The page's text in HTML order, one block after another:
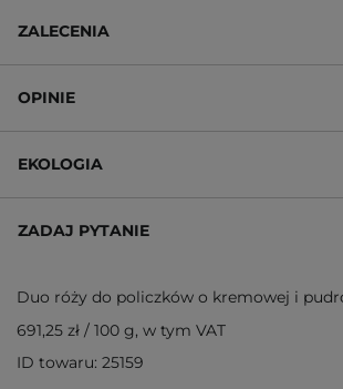
ZALECENIA
OPINIE
EKOLOGIA
ZADAJ PYTANIE
Duo róży do policzków o kremowej i
691,25 zł / 100 g, w tym VAT
ID towaru: 25159